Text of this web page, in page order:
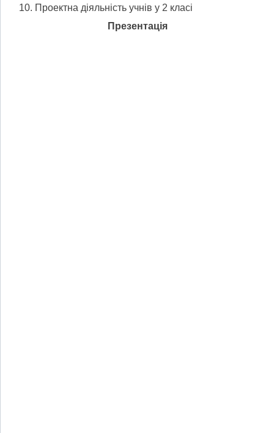
Проектна діяльність учнів у 2 класі
Презентація